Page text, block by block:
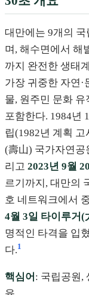
대만에는 9개의
며, 해수면에서 해
까지 완전한 생태
가장 귀중한 자연
물, 원주민 문화
포함한다. 1984년
립(1982년 계획
(壽山) 국가자연공
리고 2023년 9월
르기까지, 대만의
호 네트워크에서
4월 3일 타이루거(
명적인 타격을 입
다.1
핵심어 : 국립공원,